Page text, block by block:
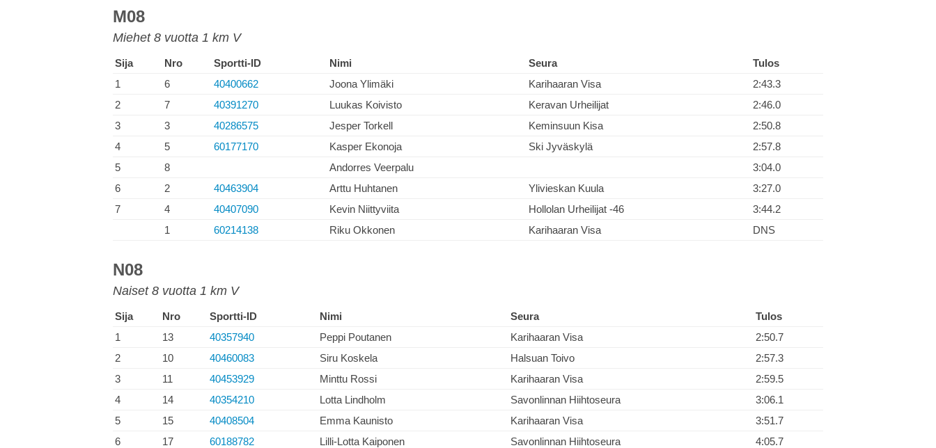
M08
Miehet 8 vuotta 1 km V
Sija Nro Sportti-ID Nimi Seura
Tulos
1
6 40400662 Joona Ylimäki Karihaaran Visa
2:43.3
2
7 40391270 Luukas Koivisto Keravan Urheilijat
2:46.0
3
3 40286575 Jesper Torkell Keminsuun Kisa
2:50.8
4
5 60177170 Kasper Ekonoja Ski Jyväskylä
2:57.8
5
8 Andorres Veerpalu
3:04.0
6
2 40463904 Arttu Huhtanen Ylivieskan Kuula
3:27.0
7
4 40407090 Kevin Niittyviita Hollolan Urheilijat -46
3:44.2
1
60214138 Riku Okkonen Karihaaran Visa DNS
N08
Naiset 8 vuotta 1 km V
Sija Nro Sportti-ID Nimi Seura
Tulos
1
13 40357940 Peppi Poutanen Karihaaran Visa
2:50.7
2
10 40460083 Siru Koskela Halsuan Toivo
2:57.3
3
11 40453929 Minttu Rossi Karihaaran Visa
2:59.5
4
14 40354210 Lotta Lindholm Savonlinnan Hiihtoseura
3:06.1
5
15 40408504 Emma Kaunisto Karihaaran Visa
3:51.7
6
17 60188782 Lilli-Lotta Kaiponen Savonlinnan Hiihtoseura
4:05.7